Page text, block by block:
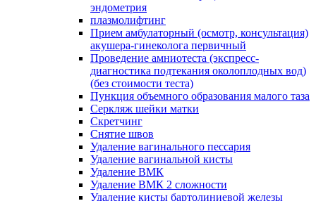
эндометрия
плазмолифтинг
Прием амбулаторный (осмотр, консультация)
акушера-гинеколога первичный
Проведение амниотеста (экспресс-
диагностика подтекания околоплодных вод)
(без стоимости теста)
Пункция объемного образования малого таза
Серкляж шейки матки
Скретчинг
Снятие швов
Удаление вагинального пессария
Удаление вагинальной кисты
Удаление ВМК
Удаление ВМК 2 сложности
Удаление кисты бартолиниевой железы